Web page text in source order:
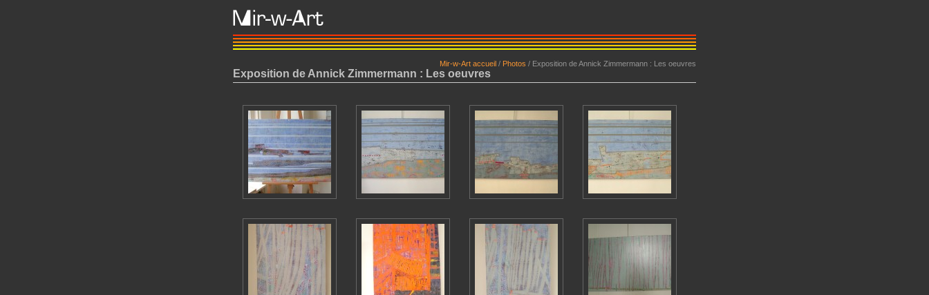
Mir-w-Art accueil / Photos / Exposition de Annick Zimmermann : Les oeuvres
Exposition de Annick Zimmermann : Les oeuvres